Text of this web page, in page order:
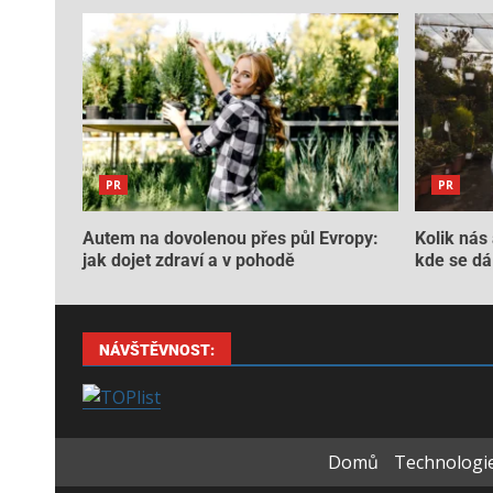
PR
Autem na dovolenou přes půl Evropy:
jak dojet zdraví a v pohodě
PR
Kolik nás
kde se
NÁVŠTĚVNOST:
Domů